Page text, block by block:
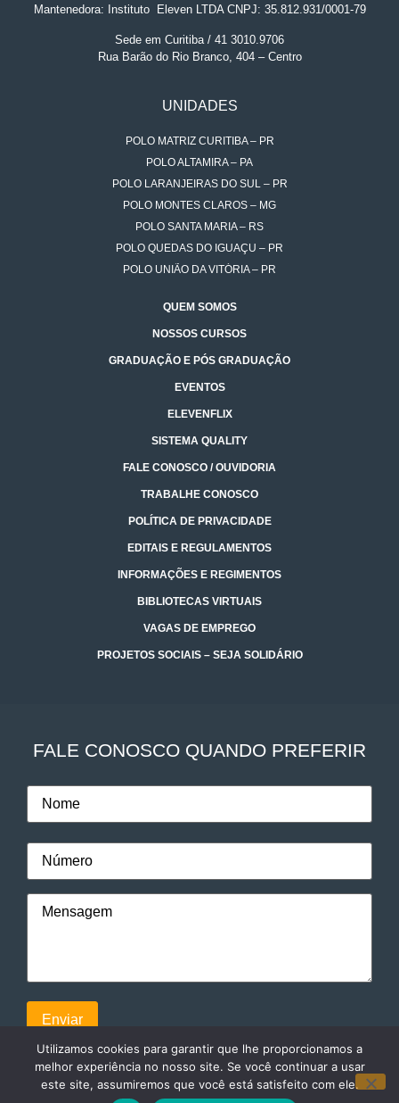
Mantenedora: Instituto. Eleven LTDA CNPJ: 35.812.931/0001-79
Sede em Curitiba / 41 3010.9706
Rua Barão do Rio Branco, 404 – Centro
UNIDADES
POLO MATRIZ CURITIBA – PR
POLO ALTAMIRA – PA
POLO LARANJEIRAS DO SUL – PR
POLO MONTES CLAROS – MG
POLO SANTA MARIA – RS
POLO QUEDAS DO IGUAÇU – PR
POLO UNIÃO DA VITÓRIA – PR
QUEM SOMOS
NOSSOS CURSOS
GRADUAÇÃO E PÓS GRADUAÇÃO
EVENTOS
ELEVENFLIX
SISTEMA QUALITY
FALE CONOSCO / OUVIDORIA
TRABALHE CONOSCO
POLÍTICA DE PRIVACIDADE
EDITAIS E REGULAMENTOS
INFORMAÇÕES E REGIMENTOS
BIBLIOTECAS VIRTUAIS
VAGAS DE EMPREGO
PROJETOS SOCIAIS – SEJA SOLIDÁRIO
FALE CONOSCO QUANDO PREFERIR
Utilizamos cookies para garantir que lhe proporcionamos a
melhor experiência no nosso site. Se você continuar a usar
este site, assumiremos que você está satisfeito com ele.